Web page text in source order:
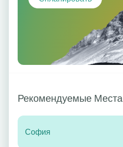
Рекомендуемые Места
София